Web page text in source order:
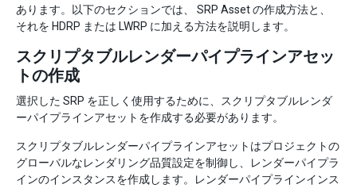
あります。以下のセクションでは、 SRP Asset の作成方法と、
それを HDRP または LWRP に加える方法を説明します。
スクリプタブルレンダーパイプラインアセッ
トの作成
選択した SRP を正しく使用するために、スクリプタブルレンダ
ーパイプラインアセットを作成する必要があります。
スクリプタブルレンダーパイプラインアセットはプロジェクトの
グローバルなレンダリング品質設定を制御し、レンダーパイプラ
インのインスタンスを作成します。レンダーパイプラインインス